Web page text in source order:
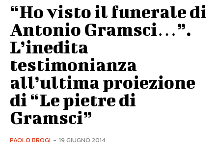
“Ho visto il funerale di
Antonio Gramsci…”.
L’inedita
testimonianza
all’ultima proiezione
di “Le pietre di
Gramsci”
PAOLO BROGI - 19 GIUGNO 2014